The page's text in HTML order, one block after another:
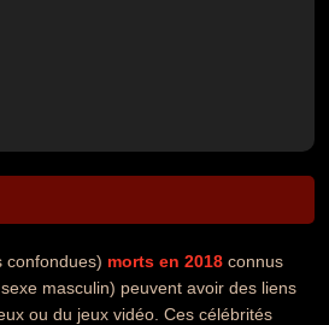
morts en 2018 connus
masculin) peuvent avoir des liens
ou du jeux vidéo. Ces célébrités